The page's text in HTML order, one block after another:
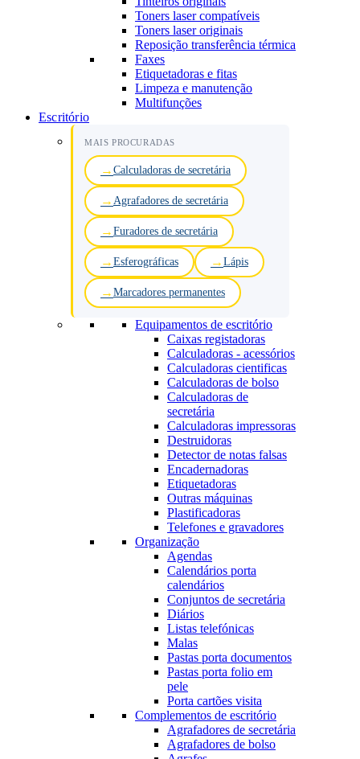
Toners laser compatíveis
Toners laser originais
Reposição transferência térmica
Faxes
Etiquetadoras e fitas
Limpeza e manutenção
Multifunções
Escritório
MAIS PROCURADAS
Calculadoras de secretária
Agrafadores de secretária
Furadores de secretária
Esferográficas Lápis
Marcadores permanentes
Equipamentos de escritório
Caixas registadoras
Calculadoras - acessórios
Calculadoras cientificas
Calculadoras de bolso
Calculadoras de
secretária
Calculadoras impressoras
Destruidoras
Detector de notas falsas
Encadernadoras
Etiquetadoras
Outras máquinas
Plastificadoras
Telefones e gravadores
Organização
Agendas
Calendários porta
calendários
Conjuntos de secretária
Diários
Listas telefónicas
Malas
Pastas porta documentos
Pastas porta folio em
pele
Porta cartões visita
Complementos de escritório
Agrafadores de secretária
Agrafadores de bolso